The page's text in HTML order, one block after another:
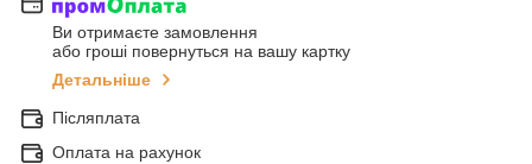
Ви отримаєте замовлення
або гроші повернуться на вашу картку
Детальніше
Післяплата
Оплата на рахунок